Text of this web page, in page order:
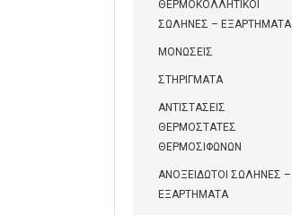
ΘΕΡΜΟΚΟΛΛΗΤΙΚΟΙ
ΣΩΛΗΝΕΣ – ΕΞΑΡΤΗΜΑΤΑ
ΜΟΝΩΣΕΙΣ
ΣΤΗΡΙΓΜΑΤΑ
ΑΝΤΙΣΤΑΣΕΙΣ
ΘΕΡΜΟΣΤΑΤΕΣ
ΘΕΡΜΟΣΙΦΩΝΩΝ
ΑΝΟΞΕΙΔΩΤΟΙ ΣΩΛΗΝΕΣ –
ΕΞΑΡΤΗΜΑΤΑ